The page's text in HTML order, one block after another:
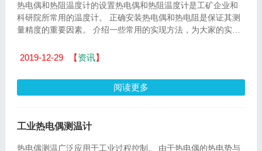
热电偶和热阻温度计的设置热电偶和热阻温度计是工矿企业和
科研院所常用的温度计。 正确安装热电偶和热电阻是保证其测
量精度的重要因素。 介绍一些常用的实现方法，为大家的实
2019-12-29 【资讯】
阅读更多
工业热电偶测温计
热电偶测温广泛应用于工业过程控制。 由于热电偶的热电势与